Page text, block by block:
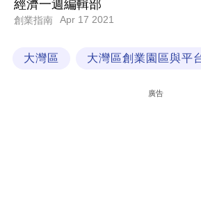
技
場
經濟一週編輯部
創業指南 Apr 17 2021
大灣區 大灣區創業園區與平
廣告